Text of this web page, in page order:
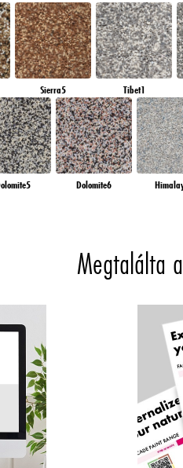
Sierra5 Tibet1
Dolomite6
Megtalálta